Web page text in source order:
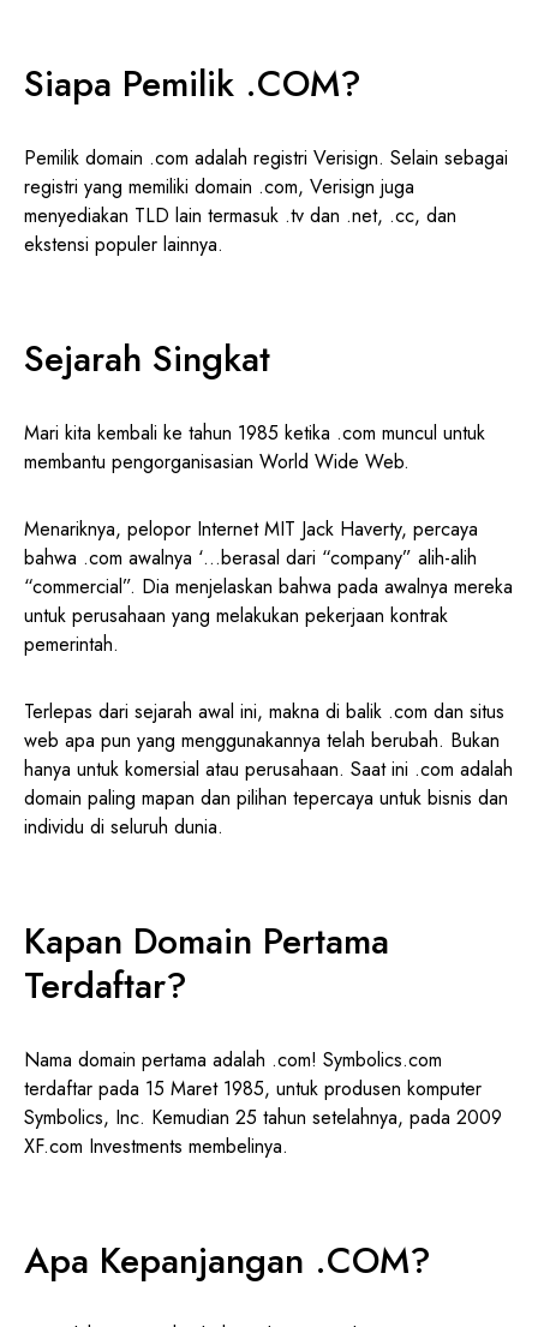
Siapa Pemilik .COM?
Pemilik domain .com adalah registri Verisign. Selain sebagai
registri yang memiliki domain .com, Verisign juga
menyediakan TLD lain termasuk .tv dan .net, .cc, dan
ekstensi populer lainnya.
Sejarah Singkat
Mari kita kembali ke tahun 1985 ketika .com muncul untuk
membantu pengorganisasian World Wide Web.
Menariknya, pelopor Internet MIT Jack Haverty, percaya
bahwa .com awalnya ‘…berasal dari “company” alih-alih
“commercial”. Dia menjelaskan bahwa pada awalnya mereka
untuk perusahaan yang melakukan pekerjaan kontrak
pemerintah.
Terlepas dari sejarah awal ini, makna di balik .com dan situs
web apa pun yang menggunakannya telah berubah. Bukan
hanya untuk komersial atau perusahaan. Saat ini .com adalah
domain paling mapan dan pilihan tepercaya untuk bisnis dan
individu di seluruh dunia.
Kapan Domain Pertama
Terdaftar?
Nama domain pertama adalah .com! Symbolics.com
terdaftar pada 15 Maret 1985, untuk produsen komputer
Symbolics, Inc. Kemudian 25 tahun setelahnya, pada 2009
XF.com Investments membelinya.
Apa Kepanjangan .COM?